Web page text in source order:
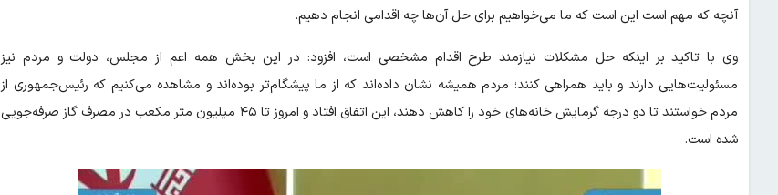
آنچه که مهم است این است که ما می‌خواهیم برای حل آن‌ها چه اقدامی انجام دهیم.
وی با تاکید بر اینکه حل مشکلات نیازمند طرح اقدام مشخصی است، افزود: در این بخش همه اعم از مجلس، دولت و مردم نیز
مسئولیت‌هایی دارند و باید همراهی کنند؛ مردم همیشه نشان داده‌اند که از ما پیشگام‌تر بوده‌اند و مشاهده می‌کنیم که رئیس‌جمهوری از
مردم خواستند تا دو درجه گرمایش خانه‌های خود را کاهش دهند، این اتفاق افتاد و امروز تا ۴۵ میلیون متر مکعب در مصرف گاز صرفه‌جویی
شده است.